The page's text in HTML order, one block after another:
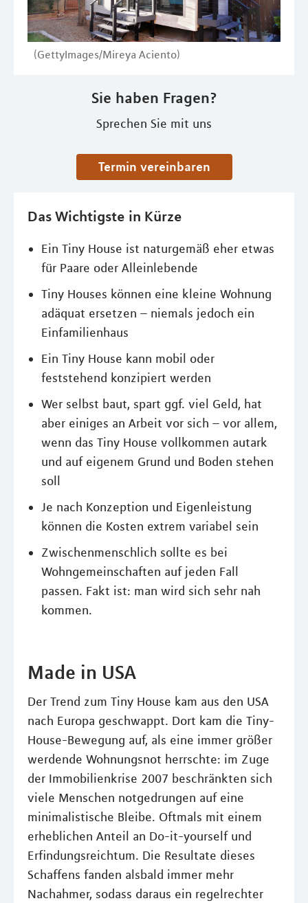
(GettyImages/Mireya Aciento)
Sie haben Fragen?
Sprechen Sie mit uns
Termin vereinbaren
Das Wichtigste in Kürze
Ein Tiny House ist naturgemäß eher etwas
für Paare oder Alleinlebende
Tiny Houses können eine kleine Wohnung
adäquat ersetzen – niemals jedoch ein
Einfamilienhaus
Ein Tiny House kann mobil oder
feststehend konzipiert werden
Wer selbst baut, spart ggf. viel Geld, hat
aber einiges an Arbeit vor sich – vor allem,
wenn das Tiny House vollkommen autark
und auf eigenem Grund und Boden stehen
soll
Je nach Konzeption und Eigenleistung
können die Kosten extrem variabel sein
Zwischenmenschlich sollte es bei
Wohngemeinschaften auf jeden Fall
passen. Fakt ist: man wird sich sehr nah
kommen.
Made in USA
Der Trend zum Tiny House kam aus den USA
nach Europa geschwappt. Dort kam die Tiny-
House-Bewegung auf, als eine immer größer
werdende Wohnungsnot herrschte: im Zuge
der Immobilienkrise 2007 beschränkten sich
viele Menschen notgedrungen auf eine
minimalistische Bleibe. Oftmals mit einem
erheblichen Anteil an Do-it-yourself und
Erfindungsreichtum. Die Resultate dieses
Schaffens fanden alsbald immer mehr
Nachahmer, sodass daraus ein regelrechter